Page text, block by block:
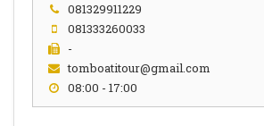
081329911229
081333260033
-
tomboatitour@gmail.com
08:00 - 17:00